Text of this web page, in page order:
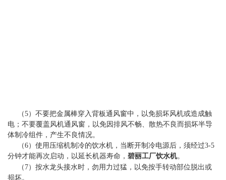
（5）不要把金属棒穿入背板通风窗中，以免损坏风机或造成触
电；不要覆盖风机通风窗，以免因排风不畅、散热不良而损坏半导
体制冷组件，产生不良情况。
（6）使用压缩机制冷的饮水机，当断开制冷电源后，须经过3-5
分钟才能再次启动，以延长机器寿命， 碧丽工厂饮水机。
（7）按水龙头接水时，勿用力过猛，以免按手转动部位脱出或
损坏。